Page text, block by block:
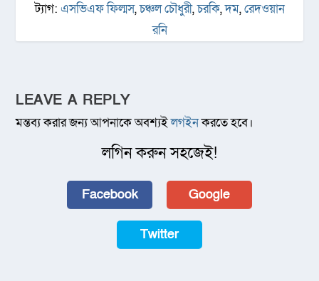
ট্যাগ: এসভিএফ ফিল্মস,চঞ্চল চৌধুরী,চরকি,দম,রেদওয়ান
রনি
LEAVE A REPLY
মন্তব্য করার জন্য আপনাকে অবশ্যইলগইনকরতে হবে।
লগিন করুন সহজেই!
Facebook Google
Twitter